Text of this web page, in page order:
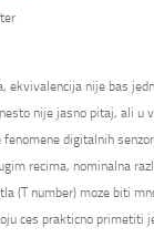
ekvivalencija nije bas
nije jasno pitaj, ali u
digitalnih
recima, nominalna
(T number) moze biti
ces prakticno primetiti